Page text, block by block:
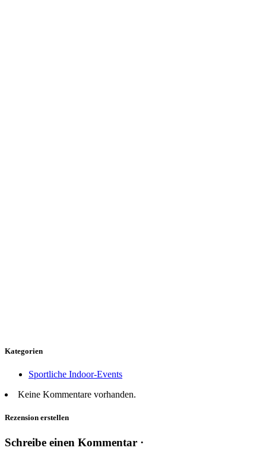
Kategorien
Sportliche Indoor-Events
Keine Kommentare vorhanden.
Rezension erstellen
Schreibe einen Kommentar ·